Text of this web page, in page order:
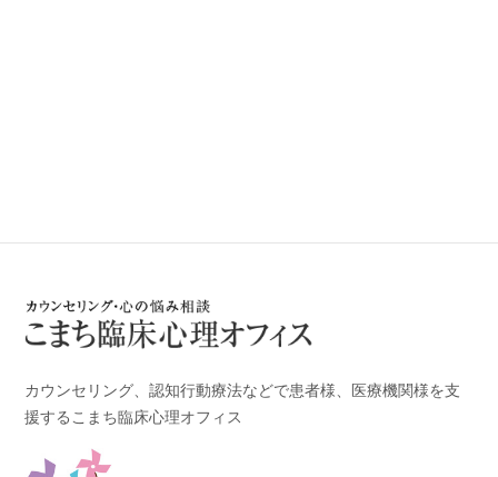
カウンセリング、認知行動療法などで患者様、医療機関様を支
援するこまち臨床心理オフィス